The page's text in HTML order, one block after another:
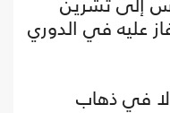
2021 عندما فاز عليه في الدوري
في ذهاب